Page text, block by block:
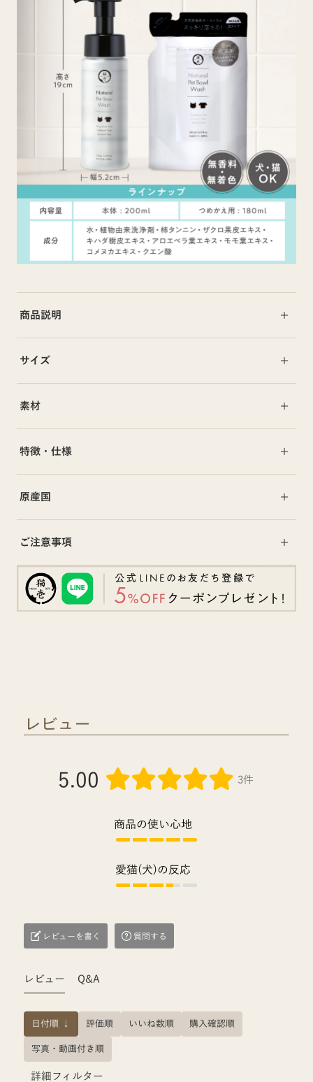
商品説明
サイズ
素材
特徴・仕様
原産国
ご注意事項
レビュー
5.00 3件
商品の使い心地
愛猫(犬)の反応
レビューを書く 質問する
レビュー Q&A
詳細フィルター
日付順 ↓ 評価順 いいね数順 購入確認順
写真・動画付き順